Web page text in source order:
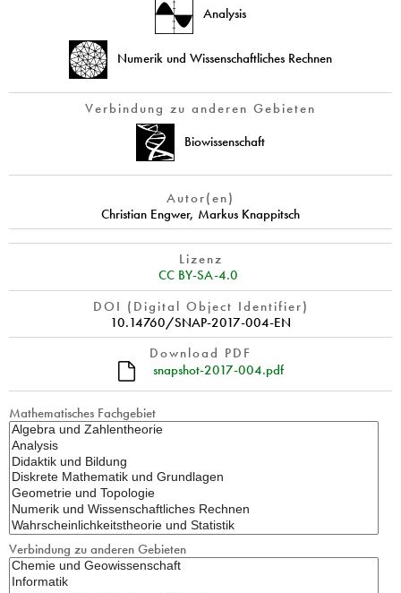
Analysis
Numerik und Wissenschaftliches Rechnen
Verbindung zu anderen Gebieten
Biowissenschaft
Autor(en)
Christian Engwer, Markus Knappitsch
Lizenz
CC BY-SA-4.0
DOI (Digital Object Identifier)
10.14760/SNAP-2017-004-EN
Download PDF
snapshot-2017-004.pdf
Mathematisches Fachgebiet
Verbindung zu anderen Gebieten